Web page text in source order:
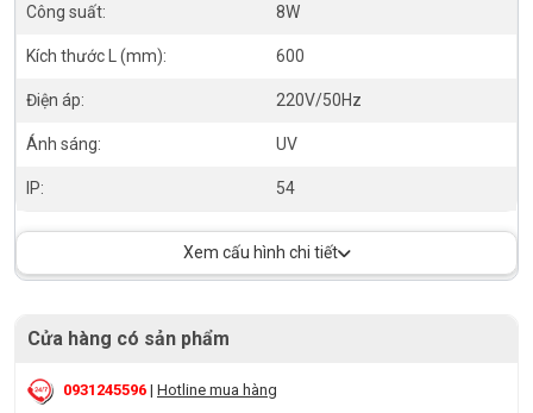
Công suất: 8W
Kích thước L (mm): 600
Điện áp: 220V/50Hz
Ánh sáng: UV
IP: 54
Xem cấu hình chi tiết
Cửa hàng có sản phẩm
0931245596 | Hotline mua hàng